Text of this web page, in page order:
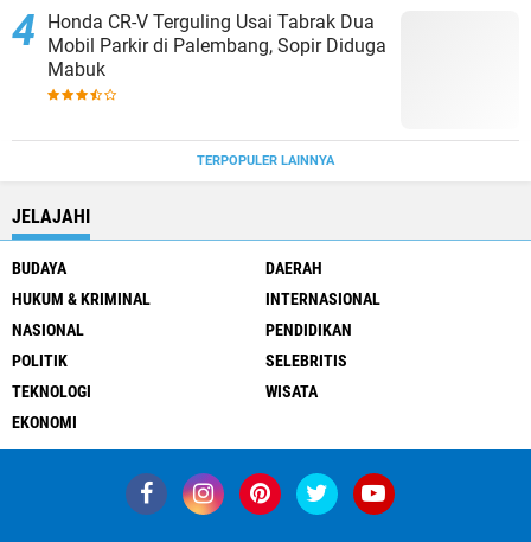
Honda CR-V Terguling Usai Tabrak Dua
Mobil Parkir di Palembang, Sopir Diduga
Mabuk
TERPOPULER LAINNYA
JELAJAHI
BUDAYA
DAERAH
HUKUM & KRIMINAL
INTERNASIONAL
NASIONAL
PENDIDIKAN
POLITIK
SELEBRITIS
TEKNOLOGI
WISATA
EKONOMI